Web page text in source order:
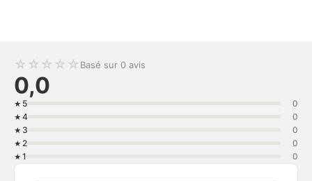
☆ ☆ ☆ ☆ ☆ Basé sur 0 avis
0,0
5
0
4
0
3
0
2
0
1
0